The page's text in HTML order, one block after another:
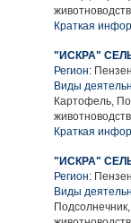
Краткая
"ИСКРА"
Регион:
Виды
Картофель,
Краткая
"ИСКРА"
Регион:
Виды